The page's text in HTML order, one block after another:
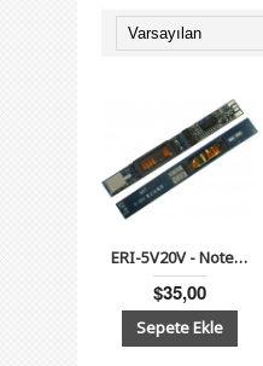
ERI-5V20V - Notebook Universal İnverter Board 5V-20V
$35,00